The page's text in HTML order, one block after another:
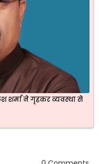
शर्मा ने गृहकर व्यवस्था से